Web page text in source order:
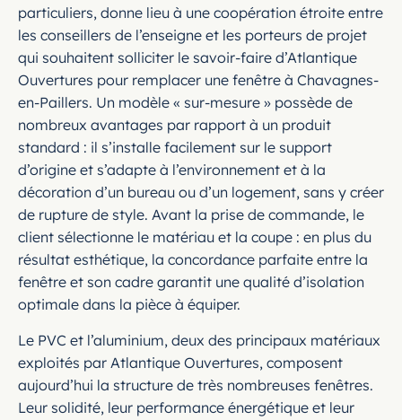
particuliers, donne lieu à une coopération étroite entre
les conseillers de l’enseigne et les porteurs de projet
qui souhaitent solliciter le savoir-faire d’Atlantique
Ouvertures pour remplacer une fenêtre à Chavagnes-
en-Paillers. Un modèle « sur-mesure » possède de
nombreux avantages par rapport à un produit
standard : il s’installe facilement sur le support
d’origine et s’adapte à l’environnement et à la
décoration d’un bureau ou d’un logement, sans y créer
de rupture de style. Avant la prise de commande, le
client sélectionne le matériau et la coupe : en plus du
résultat esthétique, la concordance parfaite entre la
fenêtre et son cadre garantit une qualité d’isolation
optimale dans la pièce à équiper.
Le PVC et l’aluminium, deux des principaux matériaux
exploités par Atlantique Ouvertures, composent
aujourd’hui la structure de très nombreuses fenêtres.
Leur solidité, leur performance énergétique et leur